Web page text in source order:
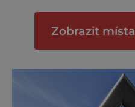
poznávání se
organizuje vojensko-
Zobrazit